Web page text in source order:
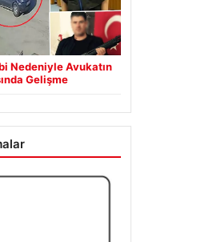
Nedeniyle Avukatın
Gelişme